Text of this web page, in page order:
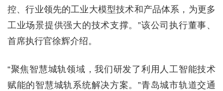
控、行业领先的工业大模型技术和产品体系，为更多
工业场景提供强大的技术支撑。”该公司执行董事、
首席执行官徐辉介绍。
“聚焦智慧城轨领域，我们研发了利用人工智能技术
赋能的智慧城轨系统解决方案。”青岛城市轨道交通